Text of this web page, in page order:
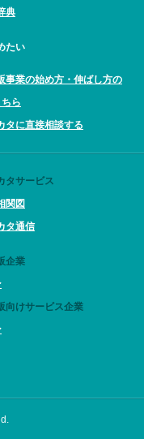
典
たい
事業の始め方・伸ばし方の
ら
タに直接相談する
タサービス
関図
タ通信
企業
向けサービス企業